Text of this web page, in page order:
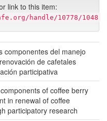
link to this item:
handle/10778/1048
componentes del manejo
de cafetales
participativa
of coffee berry
in renewal of coffee
participatory research